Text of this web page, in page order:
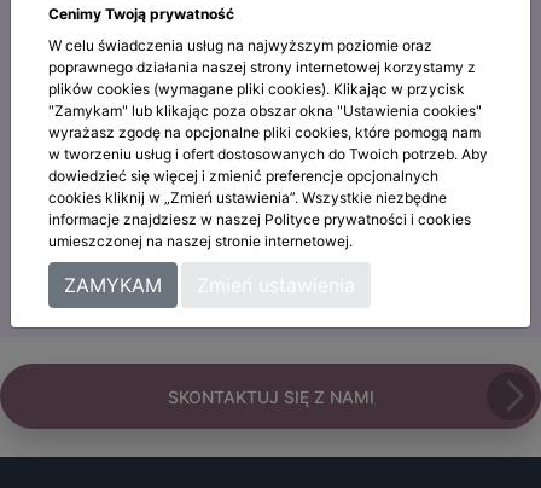
drogą elektroniczną, Prawo Telekomunikacyjne i
wymaganiami UODO.
Nasza konsumencka baza danych posiada wszelkie
wymagane zgody, które pozwalają przetwarzać i
udostępniać dane osobowe podmiotom trzecim na
potrzeby realizacji kampanii marketingowych. Dostarczane
przez nas leady konsumenckie, można więc
wykorzystywać zarówno w kampaniach
telemarketingowych, jak również smsingach, czy
kampaniach e-mail marketingowych.
SKONTAKTUJ SIĘ Z NAMI
Cenimy Twoją prywatność
W celu świadczenia usług na najwyższym poziomie oraz
poprawnego działania naszej strony internetowej korzystamy z
plików cookies (wymagane pliki cookies). Klikając w przycisk
"Zamykam" lub klikając poza obszar okna "Ustawienia cookies"
wyrażasz zgodę na opcjonalne pliki cookies, które pomogą nam
w tworzeniu usług i ofert dostosowanych do Twoich potrzeb. Aby
dowiedzieć się więcej i zmienić preferencje opcjonalnych
cookies kliknij w „Zmień ustawienia”. Wszystkie niezbędne
informacje znajdziesz w naszej Polityce prywatności i cookies
umieszczonej na naszej stronie internetowej.
ZAMYKAM Zmień ustawienia